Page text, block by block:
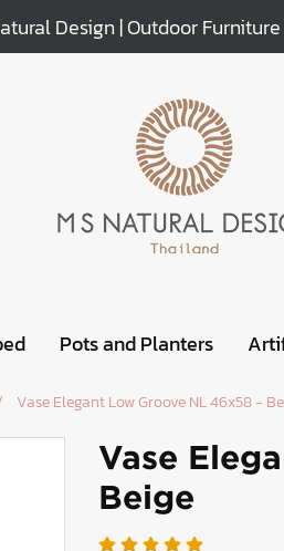
Design | Outdoor
Pots and Planters
Vase Elegant Low Groove NL 46x58 -
Vase
Beige